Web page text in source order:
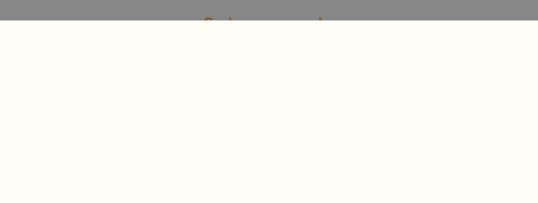
Отказ от сделка